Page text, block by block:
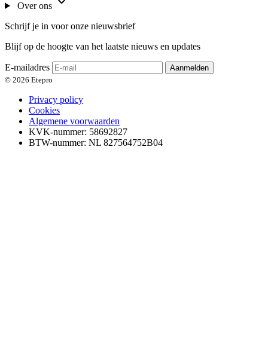
Over ons
Schrijf je in voor onze nieuwsbrief
Blijf op de hoogte van het laatste nieuws en updates
E-mailadres
Aanmelden
© 2026 Etepro
Privacy policy
Cookies
Algemene voorwaarden
KVK-nummer: 58692827
BTW-nummer: NL 827564752B04